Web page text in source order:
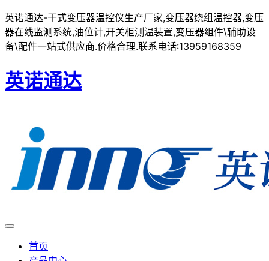
英诺通达-干式变压器温控仪生产厂家,变压器绕组温控器,变压
器在线监测系统,油位计,开关柜测温装置,变压器组件\辅助设
备\配件一站式供应商.价格合理.联系电话:13959168359
英诺通达
首页